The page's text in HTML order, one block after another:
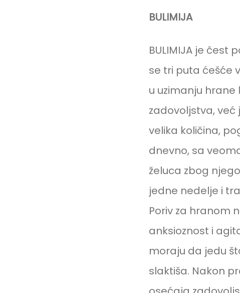
BULIMIJA
BULIMIJA je
se tri puta ćešće
u uzimanju
zadovoljstva,
velika količina,
dnevno, sa
želuca zbog
jedne nedelje i
Poriv za hranom
anksioznost i
moraju da jedu
slaktiša. Nakon